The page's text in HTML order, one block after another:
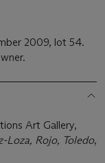
2009, lot 54.
Art Gallery,
Loza, Rojo, Toledo,